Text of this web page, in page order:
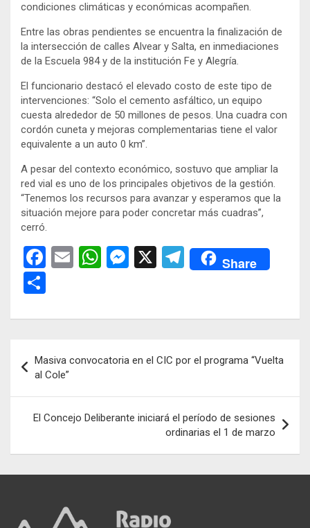
condiciones climáticas y económicas acompañen.
Entre las obras pendientes se encuentra la finalización de
la intersección de calles Alvear y Salta, en inmediaciones
de la Escuela 984 y de la institución Fe y Alegría.
El funcionario destacó el elevado costo de este tipo de
intervenciones: “Solo el cemento asfáltico, un equipo
cuesta alrededor de 50 millones de pesos. Una cuadra con
cordón cuneta y mejoras complementarias tiene el valor
equivalente a un auto 0 km”.
A pesar del contexto económico, sostuvo que ampliar la
red vial es uno de los principales objetivos de la gestión.
“Tenemos los recursos para avanzar y esperamos que la
situación mejore para poder concretar más cuadras”,
cerró.
F
b
o
k
E
W
s
p
p
M
n
er
X
T
gr
m
Share
m
p
ar
tir
de
entradas
Masiva convocatoria en el CIC por el programa “Vuelta
al Cole”
El Concejo Deliberante iniciará el período de sesiones
ordinarias el 1 de marzo